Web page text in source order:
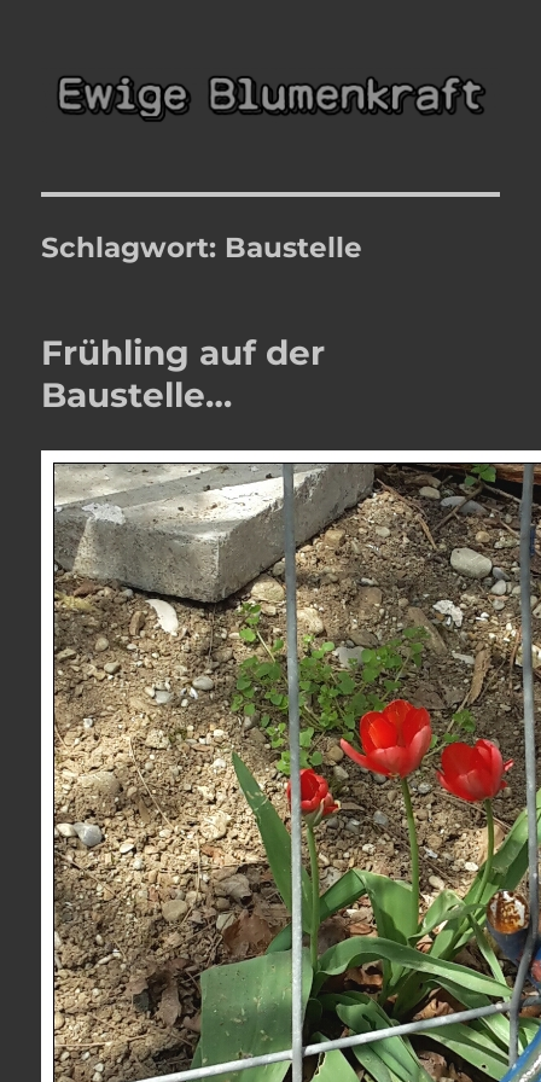
Ewige Blumenkraft
Schlagwort: Baustelle
Frühling auf der
Baustelle…